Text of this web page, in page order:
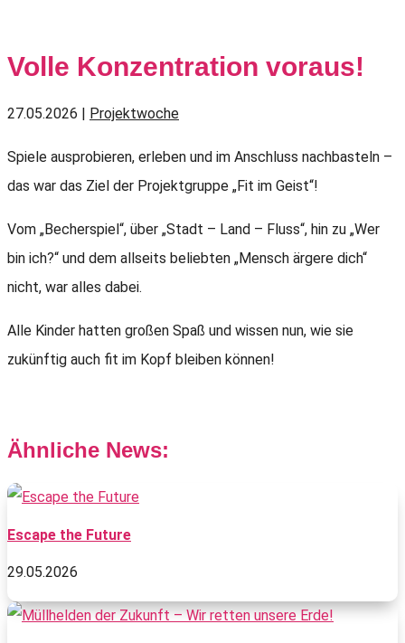
Volle Konzentration voraus!
27.05.2026 | Projektwoche
Spiele ausprobieren, erleben und im Anschluss nachbasteln –
das war das Ziel der Projektgruppe „Fit im Geist“!
Vom „Becherspiel“, über „Stadt – Land – Fluss“, hin zu „Wer
bin ich?“ und dem allseits beliebten „Mensch ärgere dich“
nicht, war alles dabei.
Alle Kinder hatten großen Spaß und wissen nun, wie sie
zukünftig auch fit im Kopf bleiben können!
Ähnliche News:
Escape the Future
29.05.2026